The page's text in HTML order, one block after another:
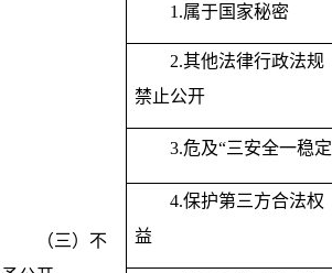
（三）不
1.属于国家秘密
2.其他法律行政法规
禁止公开
3.危及“三安全一稳
4.保护第三方合法权
益